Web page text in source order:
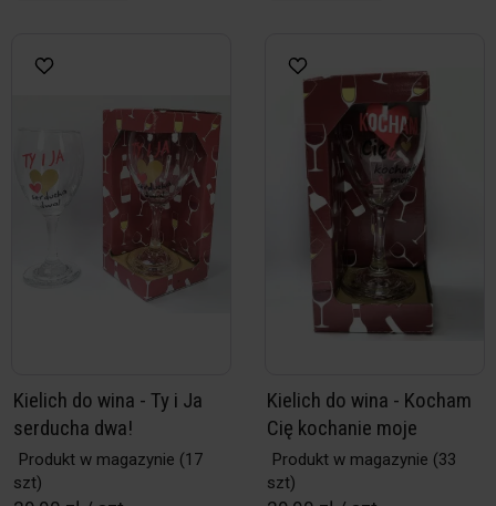
Kielich do wina - Ty i Ja
serducha dwa!
Produkt w magazynie (17
szt)
Kielich do wina - Kocham
Cię kochanie moje
Produkt w magazynie (33
szt)